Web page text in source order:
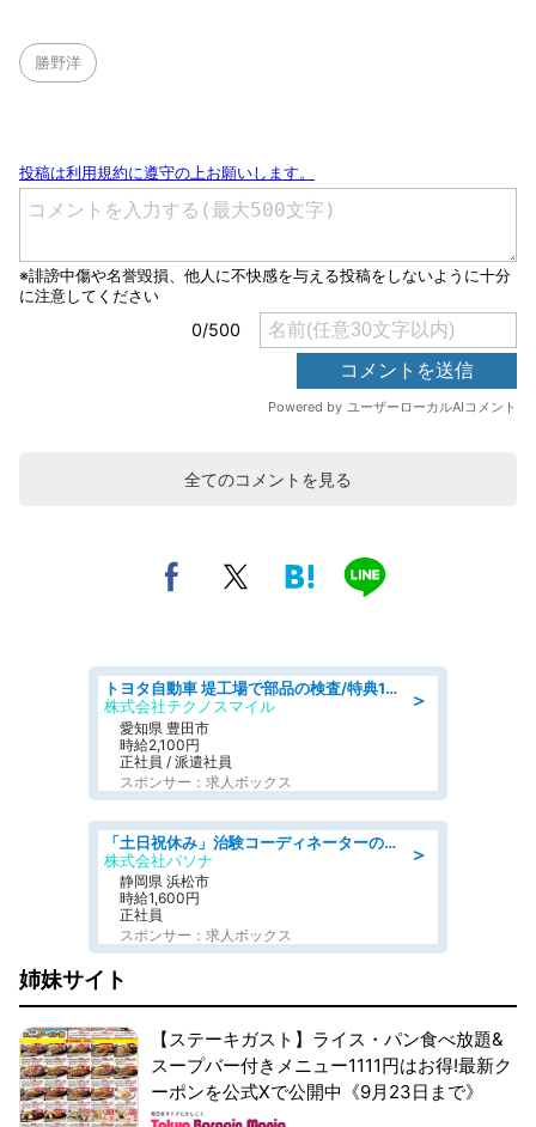
勝野洋
全てのコメントを見る
＞
トヨタ自動車 堤工場で部品の検査/特典168万/tutumi
株式会社テクノスマイル
愛知県 豊田市
時給2,100円
正社員 / 派遣社員
スポンサー：求人ボックス
＞
「土日祝休み」治験コーディネーターのお仕事/未経験OK
株式会社パソナ
静岡県 浜松市
時給1,600円
正社員
スポンサー：求人ボックス
姉妹サイト
【ステーキガスト】ライス・パン食べ放題&
スープバー付きメニュー1111円はお得!最新ク
ーポンを公式Xで公開中《9月23日まで》